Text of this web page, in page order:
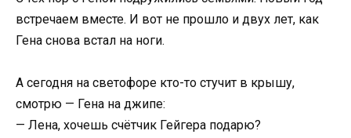
встречаем вместе. И вот не прошло и двух лет, как
Гена снова встал на ноги.
А сегодня на светофоре кто-то стучит в крышу,
смотрю — Гена на джипе:
— Лена, хочешь счётчик Гейгера подарю?